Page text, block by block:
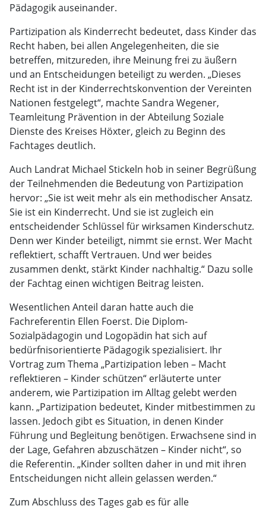
Pädagogik auseinander.
Partizipation als Kinderrecht bedeutet, dass Kinder das
Recht haben, bei allen Angelegenheiten, die sie
betreffen, mitzureden, ihre Meinung frei zu äußern
und an Entscheidungen beteiligt zu werden. „Dieses
Recht ist in der Kinderrechtskonvention der Vereinten
Nationen festgelegt“, machte Sandra Wegener,
Teamleitung Prävention in der Abteilung Soziale
Dienste des Kreises Höxter, gleich zu Beginn des
Fachtages deutlich.
Auch Landrat Michael Stickeln hob in seiner Begrüßung
der Teilnehmenden die Bedeutung von Partizipation
hervor: „Sie ist weit mehr als ein methodischer Ansatz.
Sie ist ein Kinderrecht. Und sie ist zugleich ein
entscheidender Schlüssel für wirksamen Kinderschutz.
Denn wer Kinder beteiligt, nimmt sie ernst. Wer Macht
reflektiert, schafft Vertrauen. Und wer beides
zusammen denkt, stärkt Kinder nachhaltig.“ Dazu solle
der Fachtag einen wichtigen Beitrag leisten.
Wesentlichen Anteil daran hatte auch die
Fachreferentin Ellen Foerst. Die Diplom-
Sozialpädagogin und Logopädin hat sich auf
bedürfnisorientierte Pädagogik spezialisiert. Ihr
Vortrag zum Thema „Partizipation leben – Macht
reflektieren – Kinder schützen“ erläuterte unter
anderem, wie Partizipation im Alltag gelebt werden
kann. „Partizipation bedeutet, Kinder mitbestimmen zu
lassen. Jedoch gibt es Situation, in denen Kinder
Führung und Begleitung benötigen. Erwachsene sind in
der Lage, Gefahren abzuschätzen – Kinder nicht“, so
die Referentin. „Kinder sollten daher in und mit ihren
Entscheidungen nicht allein gelassen werden.“
Zum Abschluss des Tages gab es für alle